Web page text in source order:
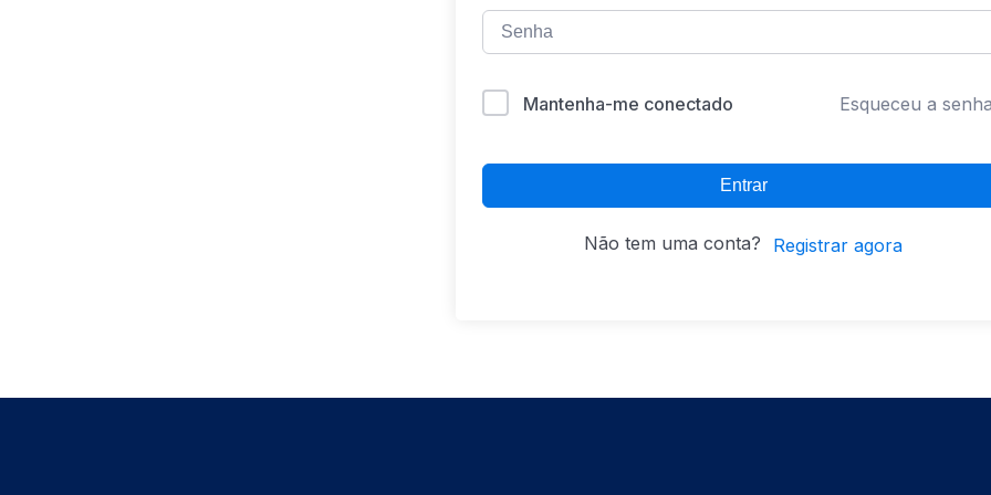
Mantenha-me conectado Esqueceu a
Entrar
Não tem uma conta? Registrar agora